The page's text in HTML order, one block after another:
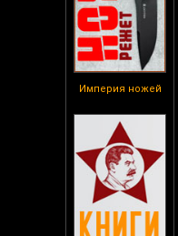
Империя ножей